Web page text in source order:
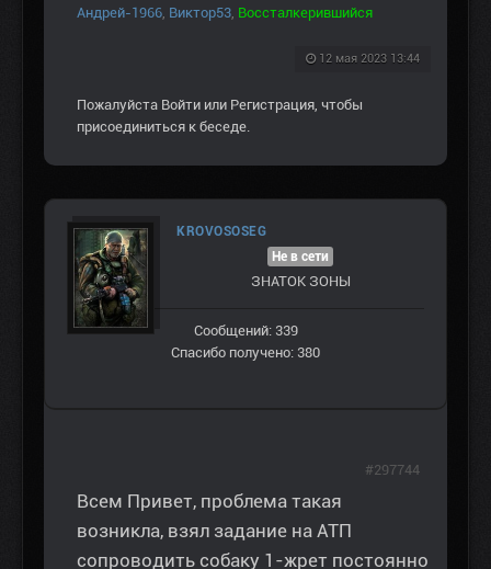
Андрей-1966 Виктор53 Воссталкерившийся
12 мая 2023 13:44
Пожалуйста Войти или Регистрация , чтобы
присоединиться к беседе.
KROVOSOSEG
Не в сети
ЗНАТОК ЗОНЫ
Сообщений: 339
Спасибо получено: 380
Всем Привет, проблема такая
возникла, взял задание на АТП
сопроводить собаку 1-жрет постоянно
#297744